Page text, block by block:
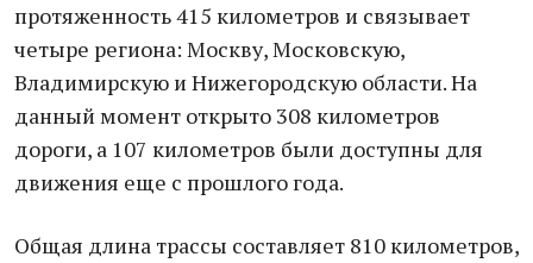
протяженность 415 километров и связывает
четыре региона: Москву, Московскую,
Владимирскую и Нижегородскую области. На
данный момент открыто 308 километров
дороги, а 107 километров были доступны для
движения еще с прошлого года.
Общая длина трассы составляет 810 километров,